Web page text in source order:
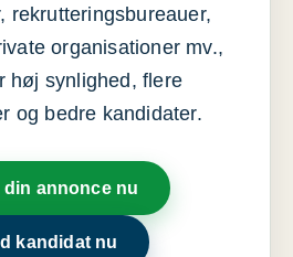
rekrutteringsbureauer,
organisationer mv.,
høj synlighed, flere
og bedre kandidater.
din annonce nu
kandidat nu